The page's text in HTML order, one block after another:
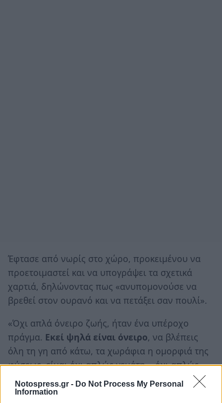
Notospress.gr - Do Not Process My Personal
Information
Έφτασε από νωρίς στο χώρο, προκειμένου να
προετοιμαστεί και να υπογράψει τα σχετικά
χαρτιά, δηλώνοντας πως «ανυπομονούσε να
βρεθεί στον ουρανό και να πετάξει σαν πουλί».
«Όχι απλά όνειρο ζωής, ήταν ένα υπέροχο
πράγμα. Εκεί ψηλά είναι όνειρο, να βλέπεις
όλη τη γη από κάτω, τα χωράφια η ομορφιά της
φύσεως, είμαι όχι απλώς γεμάτη... όχι απλώς
ενθουσιασμένη.